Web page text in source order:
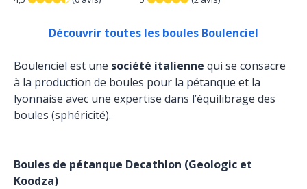
Découvrir toutes les boules Boulenciel
Boulenciel est une société italienne qui se consacre
à la production de boules pour la pétanque et la
lyonnaise avec une expertise dans l’équilibrage des
boules (sphéricité).
Boules de pétanque Decathlon (Geologic et
Koodza)